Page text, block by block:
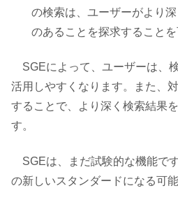
の検索は、ユーザーがより
のあることを探求することを
SGEによって、ユーザーは、
活用しやすくなります。また、
することで、より深く検索結果
す。
SGEは、まだ試験的な機能で
の新しいスタンダードになる可